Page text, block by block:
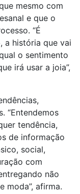
mesmo com
e que o
“É
a história que vai
o sentimento
irá usar a joia”,
“Entendemos
tendência,
de informação
social,
com
não
moda”, afirma.